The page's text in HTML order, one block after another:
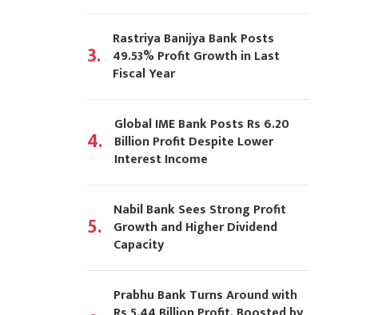
3.
Rastriya Banijya Bank Posts
49.53% Profit Growth in Last
Fiscal Year
4.
Global IME Bank Posts Rs 6.20
Billion Profit Despite Lower
Interest Income
5.
Nabil Bank Sees Strong Profit
Growth and Higher Dividend
Capacity
Prabhu Bank Turns Around with